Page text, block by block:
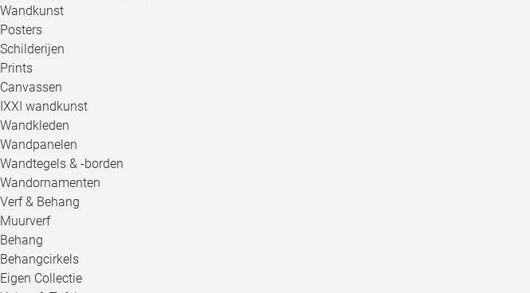
Wandkunst
Posters
Schilderijen
Prints
Canvassen
IXXI wandkunst
Wandkleden
Wandpanelen
Wandtegels & -borden
Wandornamenten
Verf & Behang
Muurverf
Behang
Behangcirkels
Eigen Collectie